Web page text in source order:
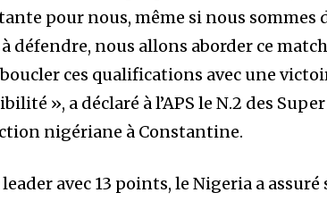
pour nous, même si nous sommes
défendre, nous allons aborder ce
ces qualifications avec une
», a déclaré à l’APS le N.2 des
nigériane à Constantine.
avec 13 points, le Nigeria a